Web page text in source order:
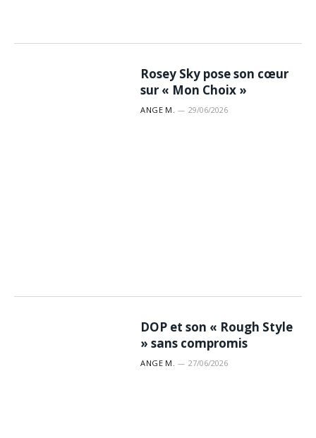
Rosey Sky pose son cœur
sur « Mon Choix »
ANGE M. 29/06/2026
DOP et son « Rough Style
» sans compromis
ANGE M. 27/06/2026